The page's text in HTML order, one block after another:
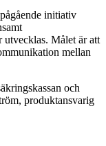
initiativ
Målet är att
mellan
och
produktansvarig